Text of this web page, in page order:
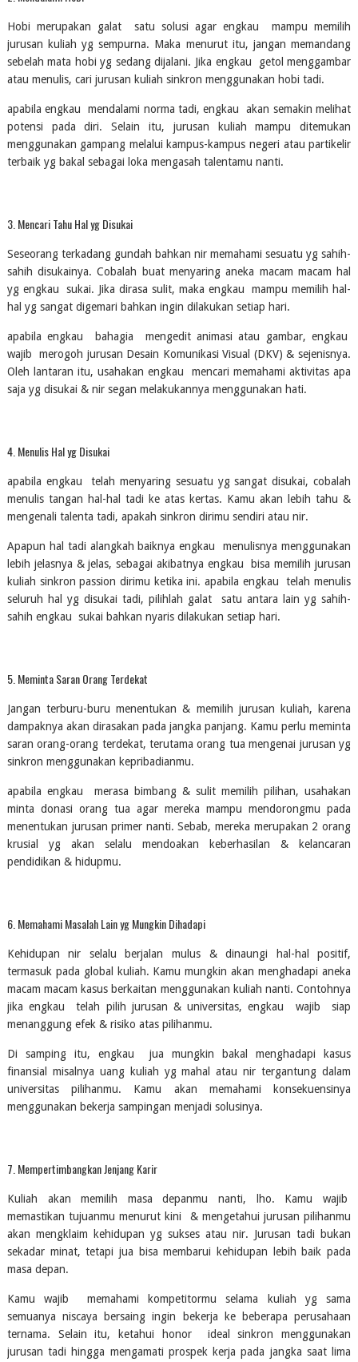
Hobi merupakan galat  satu solusi agar engkau  mampu memilih
jurusan kuliah yg sempurna. Maka menurut itu, jangan memandang
sebelah mata hobi yg sedang dijalani. Jika engkau  getol menggambar
atau menulis, cari jurusan kuliah sinkron menggunakan hobi tadi.
apabila engkau  mendalami norma tadi, engkau  akan semakin melihat
potensi pada diri. Selain itu, jurusan kuliah mampu ditemukan
menggunakan gampang melalui kampus-kampus negeri atau partikelir
terbaik yg bakal sebagai loka mengasah talentamu nanti.
3. Mencari Tahu Hal yg Disukai
Seseorang terkadang gundah bahkan nir memahami sesuatu yg sahih-
sahih disukainya. Cobalah buat menyaring aneka macam macam hal
yg engkau  sukai. Jika dirasa sulit, maka engkau  mampu memilih hal-
hal yg sangat digemari bahkan ingin dilakukan setiap hari.
apabila engkau  bahagia  mengedit animasi atau gambar, engkau
wajib  merogoh jurusan Desain Komunikasi Visual (DKV) & sejenisnya.
Oleh lantaran itu, usahakan engkau  mencari memahami aktivitas apa
saja yg disukai & nir segan melakukannya menggunakan hati.
4. Menulis Hal yg Disukai
apabila engkau  telah menyaring sesuatu yg sangat disukai, cobalah
menulis tangan hal-hal tadi ke atas kertas. Kamu akan lebih tahu &
mengenali talenta tadi, apakah sinkron dirimu sendiri atau nir.
Apapun hal tadi alangkah baiknya engkau  menulisnya menggunakan
lebih jelasnya & jelas, sebagai akibatnya engkau  bisa memilih jurusan
kuliah sinkron passion dirimu ketika ini. apabila engkau  telah menulis
seluruh hal yg disukai tadi, pilihlah galat  satu antara lain yg sahih-
sahih engkau  sukai bahkan nyaris dilakukan setiap hari.
5. Meminta Saran Orang Terdekat
Jangan terburu-buru menentukan & memilih jurusan kuliah, karena
dampaknya akan dirasakan pada jangka panjang. Kamu perlu meminta
saran orang-orang terdekat, terutama orang tua mengenai jurusan yg
sinkron menggunakan kepribadianmu.
apabila engkau  merasa bimbang & sulit memilih pilihan, usahakan
minta donasi orang tua agar mereka mampu mendorongmu pada
menentukan jurusan primer nanti. Sebab, mereka merupakan 2 orang
krusial yg akan selalu mendoakan keberhasilan & kelancaran
pendidikan & hidupmu.
6. Memahami Masalah Lain yg Mungkin Dihadapi
Kehidupan nir selalu berjalan mulus & dinaungi hal-hal positif,
termasuk pada global kuliah. Kamu mungkin akan menghadapi aneka
macam macam kasus berkaitan menggunakan kuliah nanti. Contohnya
jika engkau  telah pilih jurusan & universitas, engkau  wajib  siap
menanggung efek & risiko atas pilihanmu.
Di samping itu, engkau  jua mungkin bakal menghadapi kasus
finansial misalnya uang kuliah yg mahal atau nir tergantung dalam
universitas pilihanmu. Kamu akan memahami konsekuensinya
menggunakan bekerja sampingan menjadi solusinya.
7. Mempertimbangkan Jenjang Karir
Kuliah akan memilih masa depanmu nanti, lho. Kamu wajib
memastikan tujuanmu menurut kini  & mengetahui jurusan pilihanmu
akan mengklaim kehidupan yg sukses atau nir. Jurusan tadi bukan
sekadar minat, tetapi jua bisa membarui kehidupan lebih baik pada
masa depan.
Kamu wajib  memahami kompetitormu selama kuliah yg sama
semuanya niscaya bersaing ingin bekerja ke beberapa perusahaan
ternama. Selain itu, ketahui honor  ideal sinkron menggunakan
jurusan tadi hingga mengamati prospek kerja pada jangka saat lima